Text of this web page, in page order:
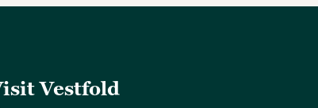
Vestfold